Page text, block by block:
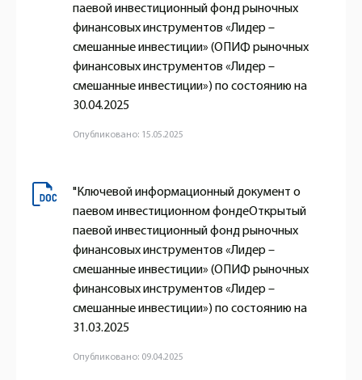
паевой инвестиционный фонд рыночных
финансовых инструментов «Лидер –
смешанные инвестиции» (ОПИФ рыночных
финансовых инструментов «Лидер –
смешанные инвестиции») по состоянию на
30.04.2025
Опубликовано: 15.05.2025
"Ключевой информационный документ о
паевом инвестиционном фондеОткрытый
паевой инвестиционный фонд рыночных
финансовых инструментов «Лидер –
смешанные инвестиции» (ОПИФ рыночных
финансовых инструментов «Лидер –
смешанные инвестиции») по состоянию на
31.03.2025
Опубликовано: 09.04.2025